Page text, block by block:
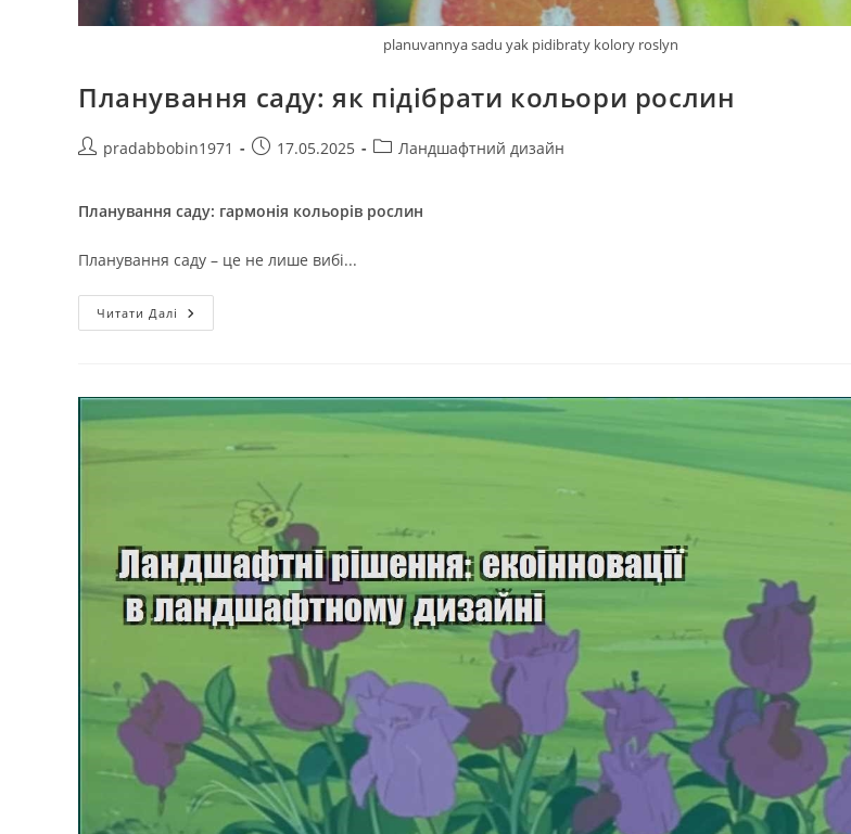
planuvannya sadu yak pidibraty kolory roslyn
Планування саду: як підібрати кольори рослин
Авторpradabbobin1971
Запис17.05.2025
Категорія
Ландшафтний дизайн
Планування саду: гармонія кольорів рослин
Планування саду – це не лише вибі...
Читати Далі Планування
Саду: